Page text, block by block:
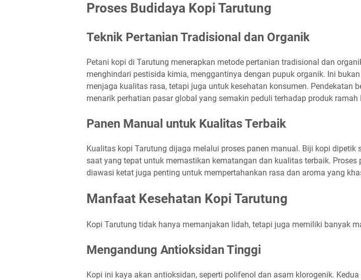
Proses Budidaya Kopi Tarutung
Teknik Pertanian Tradisional dan Organik
Petani kopi di Tarutung menerapkan metode pertanian tradisional dan
menghindari pestisida kimia, menggantinya dengan pupuk organik. Ini
menjaga kualitas rasa, tetapi juga untuk kesehatan konsumen. Pendekatan
menarik perhatian pasar global yang semakin peduli terhadap produk ramah
Panen Manual untuk Kualitas Terbaik
Kualitas kopi Tarutung dijaga melalui proses panen manual. Biji kopi dipetik
saat yang tepat untuk memastikan kematangan dan kualitas terbaik. Proses
diawasi ketat juga penting untuk mempertahankan rasa dan aroma yang
Manfaat Kesehatan Kopi Tarutung
Kopi Tarutung tidak hanya memanjakan lidah, tetapi juga memiliki banyak
Mengandung Antioksidan Tinggi
Kopi ini kaya akan antioksidan, seperti polifenol dan asam klorogenik.